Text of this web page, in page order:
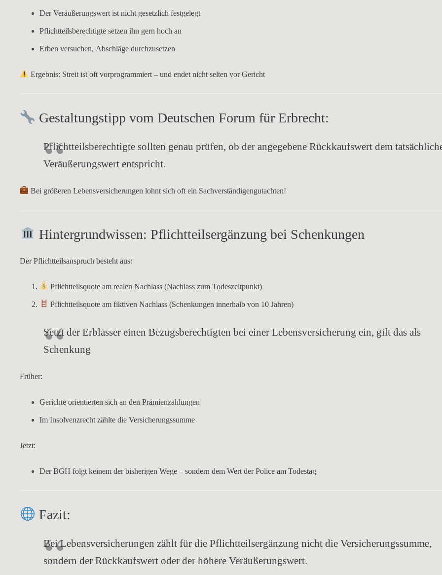
Der Veräußerungswert ist nicht gesetzlich festgelegt
Pflichtteilsberechtigte setzen ihn gern hoch an
Erben versuchen, Abschläge durchzusetzen
Ergebnis: Streit ist oft vorprogrammiert – und endet nicht selten vor Gericht
Gestaltungstipp vom Deutschen Forum für Erbrecht:
Pflichtteilsberechtigte sollten genau prüfen, ob der angegebene Rückkaufswert dem
Veräußerungswert entspricht.
Bei größeren Lebensversicherungen lohnt sich oft ein Sachverständigengutachten!
Hintergrundwissen: Pflichtteilsergänzung bei Schenkungen
Der Pflichtteilsanspruch besteht aus:
Pflichtteilsquote am realen Nachlass (Nachlass zum Todeszeitpunkt)
Pflichtteilsquote am fiktiven Nachlass (Schenkungen innerhalb von 10 Jahren)
Setzt der Erblasser einen Bezugsberechtigten bei einer Lebensversicherung ein, gilt das als
Schenkung
Früher:
Gerichte orientierten sich an den Prämienzahlungen
Im Insolvenzrecht zählte die Versicherungssumme
Jetzt:
Der BGH folgt keinem der bisherigen Wege – sondern dem Wert der Police am Todestag
Fazit:
Bei Lebensversicherungen zählt für die Pflichtteilsergänzung nicht die Versicherungssumme,
sondern der Rückkaufswert oder der höhere Veräußerungswert.